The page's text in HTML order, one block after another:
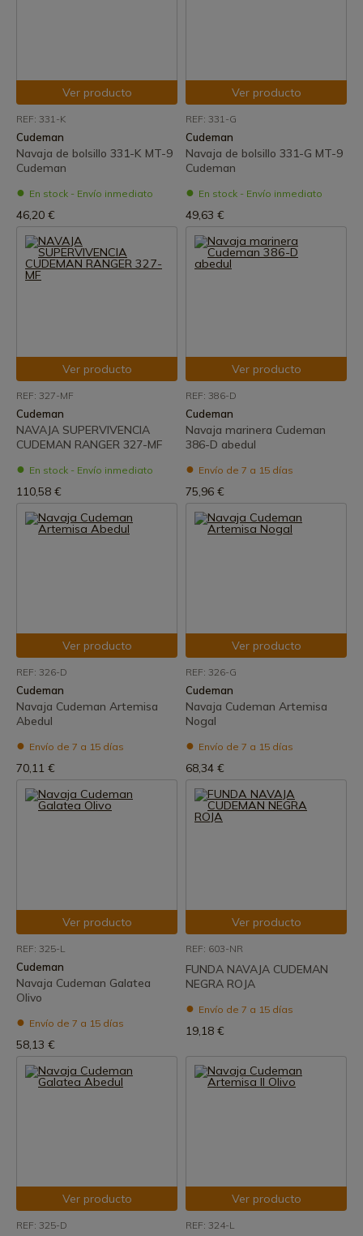
Ver producto
REF: 331-K
Cudeman
Navaja de bolsillo 331-K MT-9
Cudeman
En stock - Envío inmediato
46,20 €
Ver producto
REF: 331-G
Cudeman
Navaja de bolsillo 331-G MT-9
Cudeman
En stock - Envío inmediato
49,63 €
Ver producto
REF: 327-MF
Cudeman
NAVAJA SUPERVIVENCIA
CUDEMAN RANGER 327-MF
En stock - Envío inmediato
110,58 €
Ver producto
REF: 386-D
Cudeman
Navaja marinera Cudeman
386-D abedul
Envío de 7 a 15 días
75,96 €
Ver producto
REF: 326-D
Cudeman
Navaja Cudeman Artemisa
Abedul
Envío de 7 a 15 días
70,11 €
Ver producto
REF: 326-G
Cudeman
Navaja Cudeman Artemisa
Nogal
Envío de 7 a 15 días
68,34 €
Ver producto
REF: 325-L
Cudeman
Navaja Cudeman Galatea
Olivo
Envío de 7 a 15 días
58,13 €
Ver producto
REF: 603-NR
FUNDA NAVAJA CUDEMAN
NEGRA ROJA
Envío de 7 a 15 días
19,18 €
Ver producto
REF: 325-D
Ver producto
REF: 324-L